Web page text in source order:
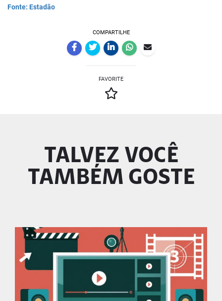
Fonte: Estadão
COMPARTILHE
FAVORITE
TALVEZ VOCÊ
TAMBÉM GOSTE